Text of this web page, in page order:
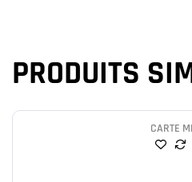
PRODUITS
CARTE